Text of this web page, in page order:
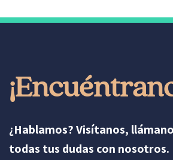
¿Hablamos? Visítanos,
todas tus dudas con nosotros.